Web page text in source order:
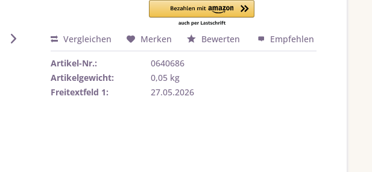
Vergleichen Merken Bewerten Empfehlen
Artikel-Nr.:
0640686
Artikelgewicht:
0,05 kg
Freitextfeld 1:
27.05.2026